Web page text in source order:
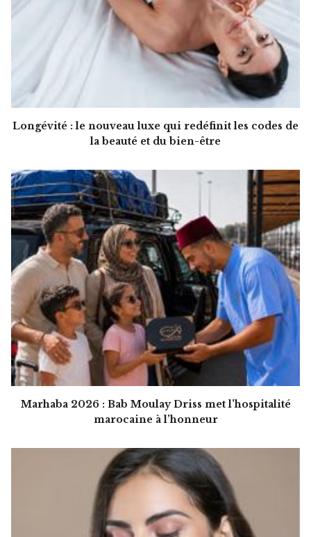
Longévité : le nouveau luxe qui redéfinit les codes de
la beauté et du bien-être
Marhaba 2026 : Bab Moulay Driss met l’hospitalité
marocaine à l’honneur